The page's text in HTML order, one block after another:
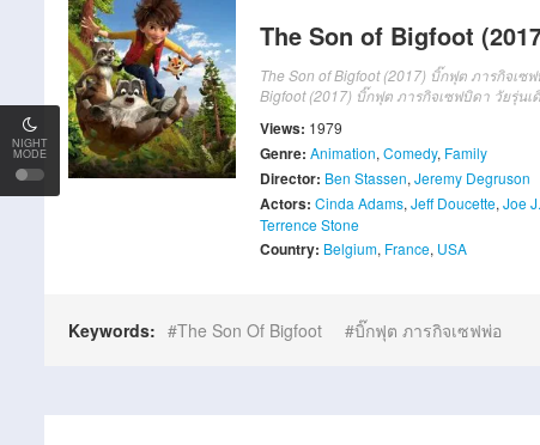
NIGHT
MODE
The Son of Bigfoot
The Son of Bigfoot (2017) บิ๊กฟุต ภารกิจเซ
Bigfoot (2017) บิ๊กฟุต ภารกิจเซฟบิดา วัยรุ่น
Views: 1979
Genre: Animation, Comedy, Family
Director: Ben Stassen, Jeremy Degruson
Actors: Cinda Adams, Jeff Doucette, Joe
Terrence Stone
Country: Belgium, France, USA
Keywords: The Son Of Bigfoot บิ๊กฟุต ภารกิจเซฟพ่อ